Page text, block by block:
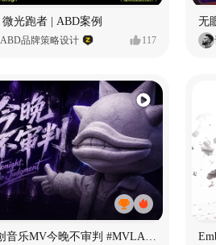
微光跑者 | ABD案例
ABD品牌策略设计 117
无